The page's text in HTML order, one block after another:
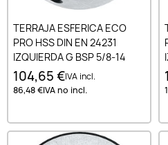
TERRAJA ESFERICA ECO
PRO HSS DIN EN 24231
IZQUIERDA G BSP 5/8-14
104,65 €IVA incl.
86,48 €IVA no incl.